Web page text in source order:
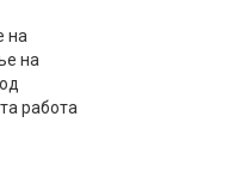
на
на
работа